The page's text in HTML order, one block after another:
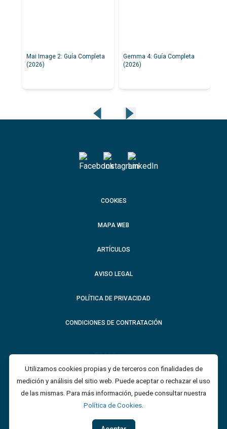
Mai Image 2: Guía Completa
(2026)
Gemma 4: Guía Completa
(2026)
COOKIES
MAPA WEB
ARTÍCULOS
AVISO LEGAL
POLÍTICA DE PRIVACIDAD
CONDICIONES DE CONTRATACIÓN
Utilizamos cookies propias y de terceros con finalidades de
medición y análisis del sitio web. Puede aceptar o rechazar el uso
de las mismas. Para más información, puede consultar nuestra
Política de Cookies.